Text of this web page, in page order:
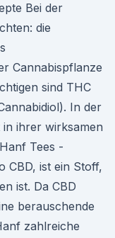
Bei der
die
Cannabispflanze
sind THC
In der
ihrer wirksamen
Tees -
CBD, ist ein Stoff,
ist. Da CBD
berauschende
zahlreiche